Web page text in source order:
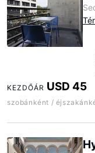
KEZDŐÁR USD 45
szobánként /